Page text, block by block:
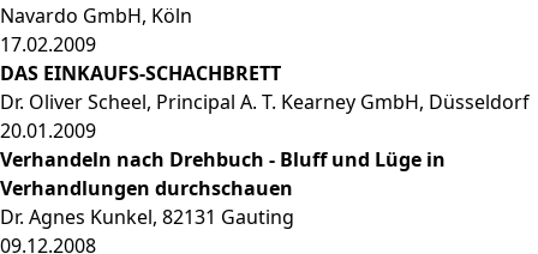
Navardo GmbH, Köln
17.02.2009
DAS EINKAUFS-SCHACHBRETT
Dr. Oliver Scheel, Principal A. T. Kearney GmbH, Düsseldorf
20.01.2009
Verhandeln nach Drehbuch - Bluff und Lüge in
Verhandlungen durchschauen
Dr. Agnes Kunkel, 82131 Gauting
09.12.2008